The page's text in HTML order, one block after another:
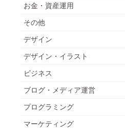
お金・資産運用
その他
デザイン
デザイン・イラスト
ビジネス
ブログ・メディア運営
プログラミング
マーケティング